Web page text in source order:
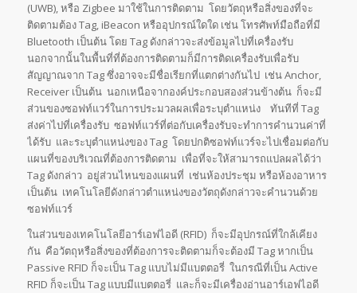
(UWB), หรือ Zigbee มาใช้ในการติดตาม โดยวัตถุหรือสิ่งของที่จะ
ติดตามต้อง Tag, iBeacon หรืออุปกรณ์ใดใด เช่น โทรศัพท์มือถือที่มี
Bluetooth เป็นต้น โดย Tag ดังกล่าวจะส่งข้อมูลไปที่เครื่องรับ
นอกจากนั้นในพื้นที่ที่ต้องการติดตามก็มีการติดเครื่องรับเพื่อรับ
สัญญาณจาก Tag ซึ่งอาจจะมีชื่อเรียกที่แตกต่างกันไป เช่น Anchor,
Receiver เป็นต้น นอกเหนือจากองค์ประกอบสองส่วนข้างต้น ก็จะมี
ส่วนของซอฟท์แวร์ในการประมวลผลเพื่อระบุตำแหน่ง ทันทีที่ Tag
ส่งค่าไปที่เครื่องรับ ซอฟท์แวร์ที่ต่อกับเครื่องรับจะทำการคำนวนค่าที่
ได้รับ และระบุตำแหน่งของ Tag โดยปกติซอฟท์แวร์จะไปเชื่อมต่อกับ
แผนที่ของบริเวณที่ต้องการติดตาม เพื่อที่จะให้สามารถแปลผลได้ว่า
Tag ดังกล่าว อยู่ส่วนไหนของแผนที่ เช่นห้องประชุม หรือห้องอาหาร
เป็นต้น เทคโนโลยีดังกล่าวตำแหน่งของวัตถุดังกล่าวจะคำนวนด้วย
ซอฟท์แวร์
ในส่วนของเทคโนโลยีอาร์เอฟไอดี (RFID) ก็จะมีอุปกรณ์ที่ใกล้เคียง
กัน คือวัตถุหรือสิ่งของที่ต้องการจะติดตามก็จะต้องมี Tag หากเป็น
Passive RFID ก็จะเป็น Tag แบบไม่มีแบตตอรี่ ในกรณีที่เป็น Active
RFID ก็จะเป็น Tag แบบมีแบตตอรี่ และก็จะมีเครื่องอ่านอาร์เอฟไอดี